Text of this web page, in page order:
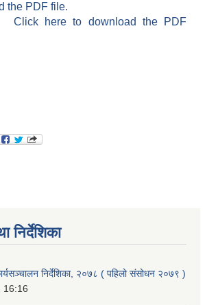
the PDF file.
Click here to download the PDF
निर्देशिका
निर्देशिका, २०७८ ( पहिलो संसोधन २०७९ )
16:16